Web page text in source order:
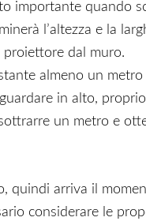
importante quando
l’altezza e la
proiettore dal muro.
almeno un
in alto, proprio
un metro e
quindi arriva il
considerare le